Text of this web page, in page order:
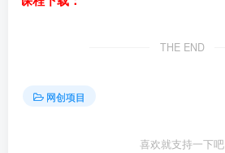
THE END
网创项目
喜欢就支持一下吧